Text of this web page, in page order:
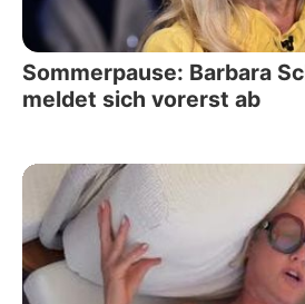
Sommerpause: Barbara
meldet sich vorerst ab